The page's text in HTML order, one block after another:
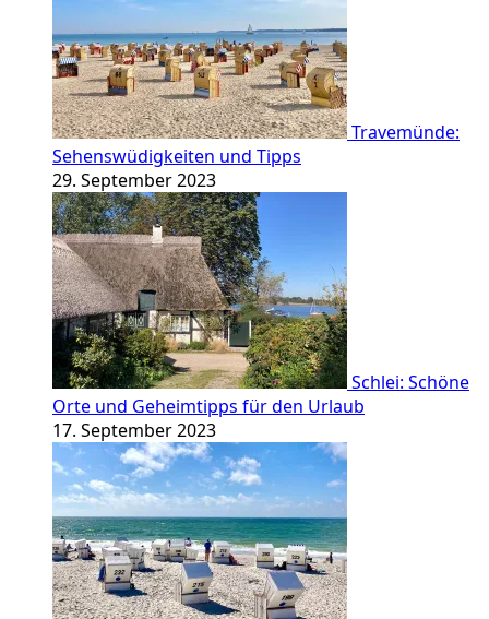
Travemünde:
Sehenswüdigkeiten und Tipps
29. September 2023
Schlei: Schöne
Orte und Geheimtipps für den Urlaub
17. September 2023